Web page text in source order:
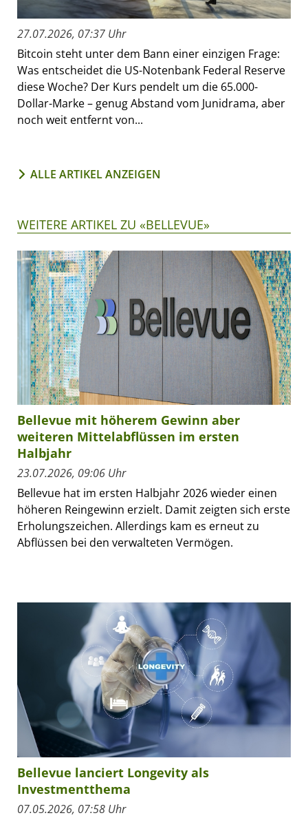
27.07.2026, 07:37 Uhr
Bitcoin steht unter dem Bann einer einzigen Frage:
Was entscheidet die US-Notenbank Federal Reserve
diese Woche? Der Kurs pendelt um die 65.000-
Dollar-Marke – genug Abstand vom Junidrama, aber
noch weit entfernt von...
ALLE ARTIKEL ANZEIGEN
WEITERE ARTIKEL ZU «BELLEVUE»
Bellevue mit höherem Gewinn aber
weiteren Mittelabflüssen im ersten
Halbjahr
23.07.2026, 09:06 Uhr
Bellevue hat im ersten Halbjahr 2026 wieder einen
höheren Reingewinn erzielt. Damit zeigten sich erste
Erholungszeichen. Allerdings kam es erneut zu
Abflüssen bei den verwalteten Vermögen.
Bellevue lanciert Longevity als
Investmentthema
07.05.2026, 07:58 Uhr